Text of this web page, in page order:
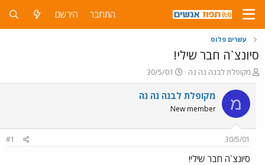
התחבר הירשם
עשרים פלוס
סיונצ`ה חבר שילי!
פ
ו
ת
ח
ה
ש
א
מקופלת לבנה נה נה
פ
ו
ר
ם
30/5/01
מ מקופלת לבנה נה נה
New member
30/5/01
#1
סיונצ`ה חבר שילי!